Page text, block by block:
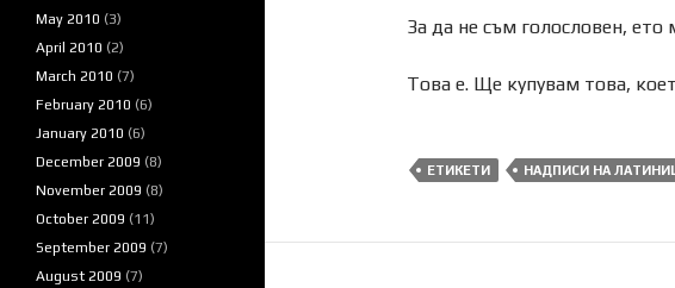
За да не съм голословен, ето
Това е. Ще купувам това,
ЕТИКЕТИ НАДПИСИ НА
May 2010 (3)
April 2010 (2)
March 2010 (7)
February 2010 (6)
January 2010 (6)
December 2009 (8)
November 2009 (8)
October 2009 (11)
September 2009 (7)
August 2009 (7)